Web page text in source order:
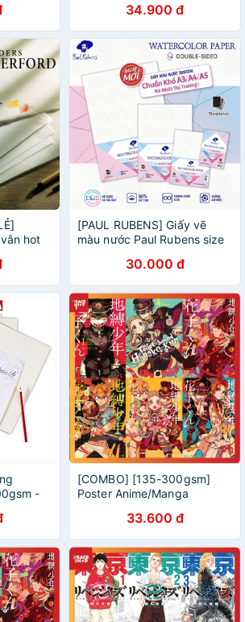
34.900 đ
hot
[PAUL RUBENS] Giấy vẽ
màu nước Paul Rubens size
30.000 đ
-
[COMBO] [135-300gsm]
Poster Anime/Manga
Ảnh Bóng A4,A5
33.600 đ